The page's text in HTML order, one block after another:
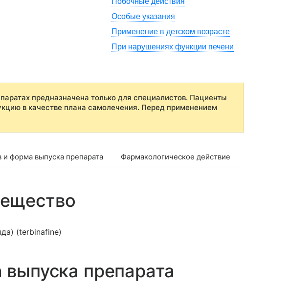
Особые указания
Применение в детском возрасте
При нарушениях функции печени
предназначена только для специалистов. Пациенты
в качестве плана самолечения. Перед применением
и форма выпуска препарата Фармакологическое действие
(terbinafine)
препарата